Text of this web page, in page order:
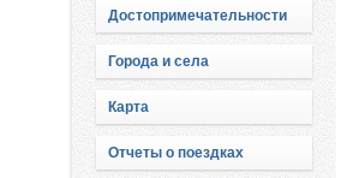
Достопримечательности
Города и села
Карта
Отчеты о поездках